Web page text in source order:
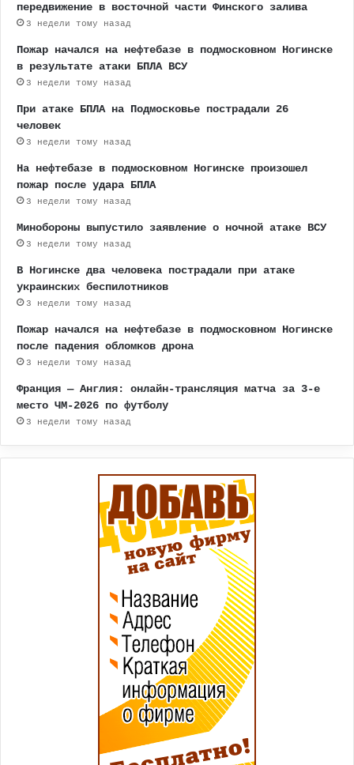
передвижение в восточной части Финского залива
3 недели тому назад
Пожар начался на нефтебазе в подмосковном Ногинске
в результате атаки БПЛА ВСУ
3 недели тому назад
При атаке БПЛА на Подмосковье пострадали 26
человек
3 недели тому назад
На нефтебазе в подмосковном Ногинске произошел
пожар после удара БПЛА
3 недели тому назад
Минобороны выпустило заявление о ночной атаке ВСУ
3 недели тому назад
В Ногинске два человека пострадали при атаке
украинских беспилотников
3 недели тому назад
Пожар начался на нефтебазе в подмосковном Ногинске
после падения обломков дрона
3 недели тому назад
Франция — Англия: онлайн-трансляция матча за 3-е
место ЧМ-2026 по футболу
3 недели тому назад